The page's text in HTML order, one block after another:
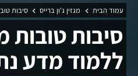
עמוד הבית מגזין ג'ון ברייס סיבות
סיבות טובות
ללמוד מדע